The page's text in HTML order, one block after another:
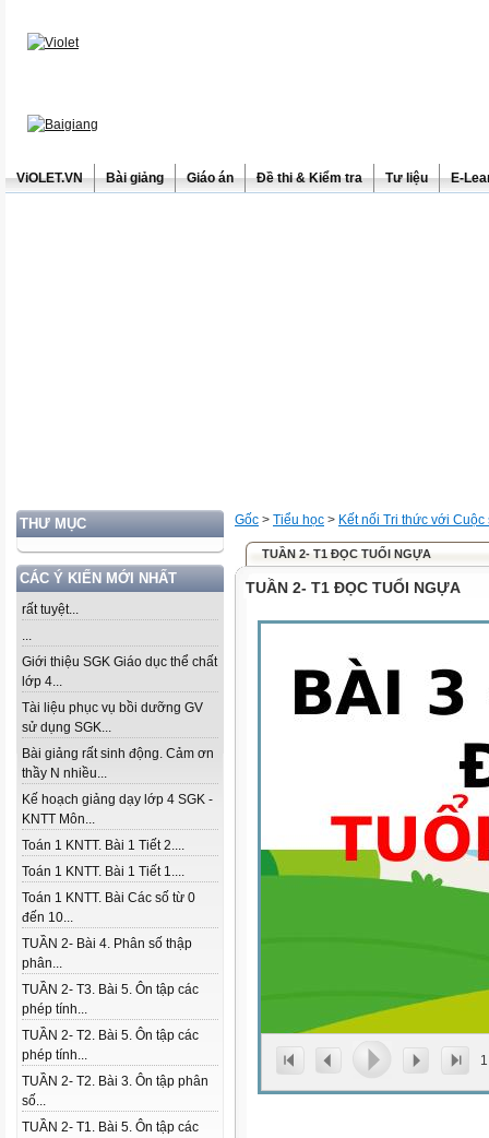
ViOLET.VN Bài giảng Giáo án Đề thi & Kiểm tra Tư liệu E-
THƯ MỤC
CÁC Ý KIẾN MỚI NHẤT
rất tuyệt...
...
Giới thiệu SGK Giáo dục thể chất
lớp 4...
Tài liệu phục vụ bồi dưỡng GV
sử dụng SGK...
Bài giảng rất sinh động. Cảm ơn
thầy N nhiều...
Kế hoạch giảng dạy lớp 4 SGK -
KNTT Môn...
Toán 1 KNTT. Bài 1 Tiết 2....
Toán 1 KNTT. Bài 1 Tiết 1....
Toán 1 KNTT. Bài Các số từ 0
đến 10...
TUẦN 2- Bài 4. Phân số thập
phân...
TUẦN 2- T3. Bài 5. Ôn tập các
phép tính...
TUẦN 2- T2. Bài 5. Ôn tập các
phép tính...
TUẦN 2- T2. Bài 3. Ôn tập phân
số...
TUẦN 2- T1. Bài 5. Ôn tập các
Gốc > Tiểu học > Kết nối Tri thức với Cuộc
TUẦN 2- T1 ĐỌC TUỔI NGỰA
TUẦN 2- T1 ĐỌC TUỔI NGỰA
1